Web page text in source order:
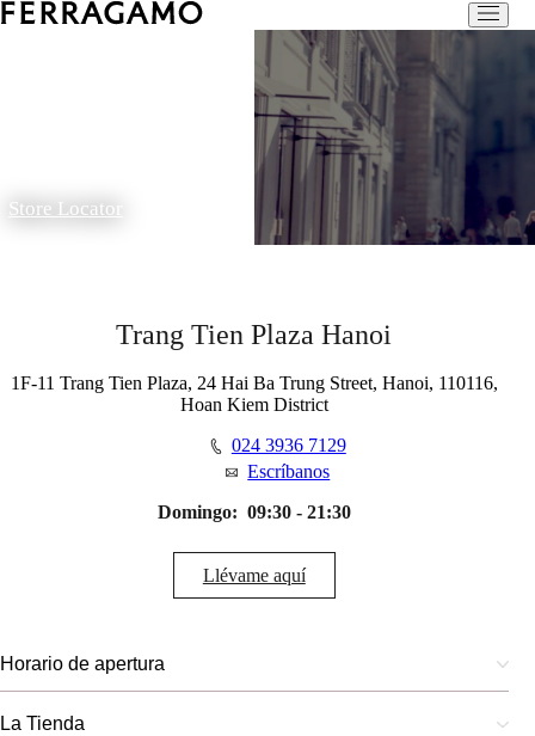
Store Locator
Trang Tien Plaza Hanoi
1F-11 Trang Tien Plaza, 24 Hai Ba Trung Street, Hanoi, 110116,
Hoan Kiem District
024 3936 7129
Escríbanos
Domingo: 09:30 - 21:30
Llévame aquí
Horario de apertura
La Tienda